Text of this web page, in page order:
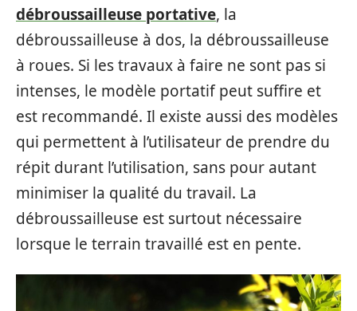
débroussailleuse portative, la
débroussailleuse à dos, la débroussailleuse
à roues. Si les travaux à faire ne sont pas si
intenses, le modèle portatif peut suffire et
est recommandé. Il existe aussi des modèles
qui permettent à l’utilisateur de prendre du
répit durant l’utilisation, sans pour autant
minimiser la qualité du travail. La
débroussailleuse est surtout nécessaire
lorsque le terrain travaillé est en pente.